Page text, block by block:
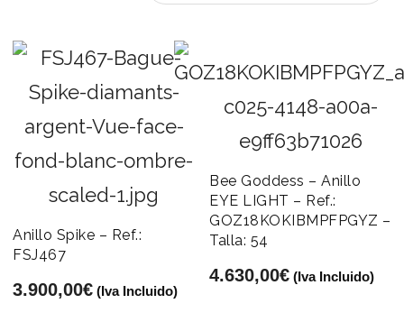
Anillo Spike – Ref.:
FSJ467
3.900,00€ (Iva Incluido)
Bee Goddess – Anillo
EYE LIGHT – Ref.:
GOZ18KOKIBMPFPGYZ –
Talla: 54
4.630,00€ (Iva Incluido)